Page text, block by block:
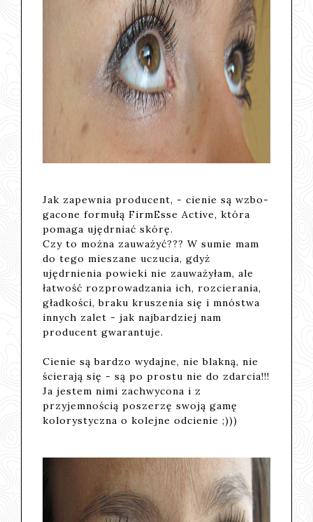
Jak zapewnia producent, - cie­nie są wzbo­
ga­co­ne for­mu­łą Fir­mEs­se Ac­ti­ve, która
po­ma­ga ujędr­niać skórę.
Czy to można zauważyć??? W sumie mam
do tego mieszane uczucia, gdyż
ujędrnienia powieki nie zauważyłam, ale
łatwość rozprowadzania ich, rozcierania,
gładkości, braku kruszenia się i mnóstwa
innych zalet - jak najbardziej nam
producent gwarantuje.
Cienie są bardzo wydajne, nie blakną, nie
ścierają się - są po prostu nie do zdarcia!!!
Ja jestem nimi zachwycona i z
przyjemnością poszerzę swoją gamę
kolorystyczna o kolejne odcienie ;)))